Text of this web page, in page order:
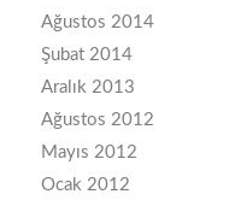
Ağustos 2014
Şubat 2014
Aralık 2013
Ağustos 2012
Mayıs 2012
Ocak 2012